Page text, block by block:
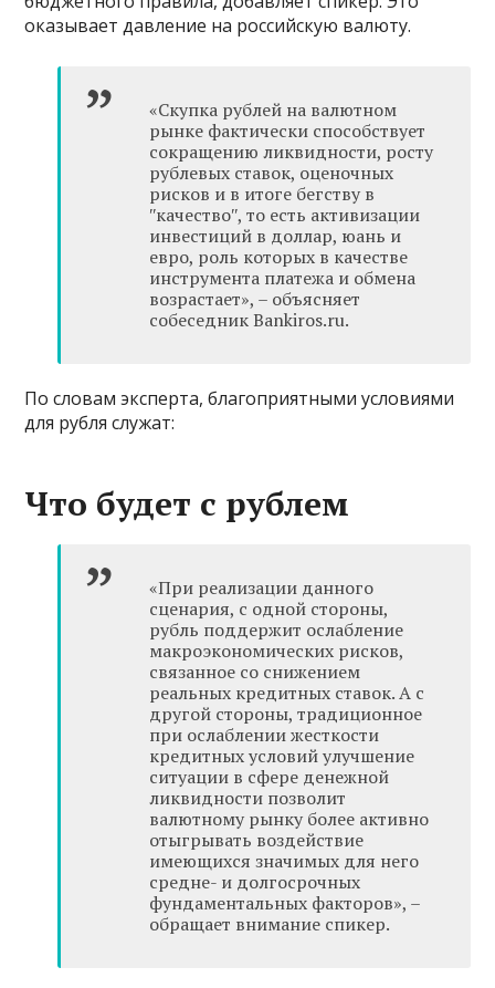
оказывает давление на российскую валюту.
«Скупка рублей на валютном
рынке фактически способствует
сокращению ликвидности, росту
рублевых ставок, оценочных
рисков и в итоге бегству в
ʺкачествоʺ, то есть активизации
инвестиций в доллар, юань и
евро, роль которых в качестве
инструмента платежа и обмена
возрастает», – объясняет
собеседник Bankiros.ru.
По словам эксперта, благоприятными условиями
для рубля служат:
Что будет с рублем
«При реализации данного
сценария, с одной стороны,
рубль поддержит ослабление
макроэкономических рисков,
связанное со снижением
реальных кредитных ставок. А с
другой стороны, традиционное
при ослаблении жесткости
кредитных условий улучшение
ситуации в сфере денежной
ликвидности позволит
валютному рынку более активно
отыгрывать воздействие
имеющихся значимых для него
средне- и долгосрочных
фундаментальных факторов», –
обращает внимание спикер.